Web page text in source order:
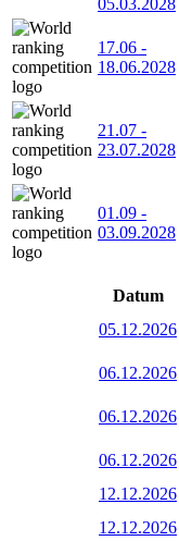
17.06 -
18.06.2028
21.07 -
23.07.2028
01.09 -
03.09.2028
Datum
05.12.2026
06.12.2026
06.12.2026
06.12.2026
12.12.2026
12.12.2026